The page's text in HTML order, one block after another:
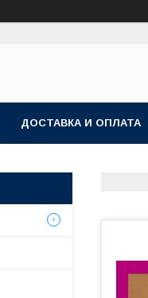
ДОСТАВКА И ОПЛАТА